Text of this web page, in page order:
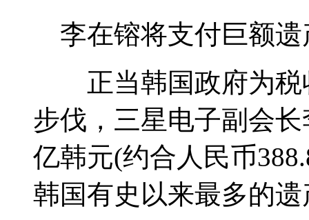
李在镕将支付巨额遗
正当韩国政府为税
步伐，三星电子副会
亿韩元(约合人民币
韩国有史以来最多的